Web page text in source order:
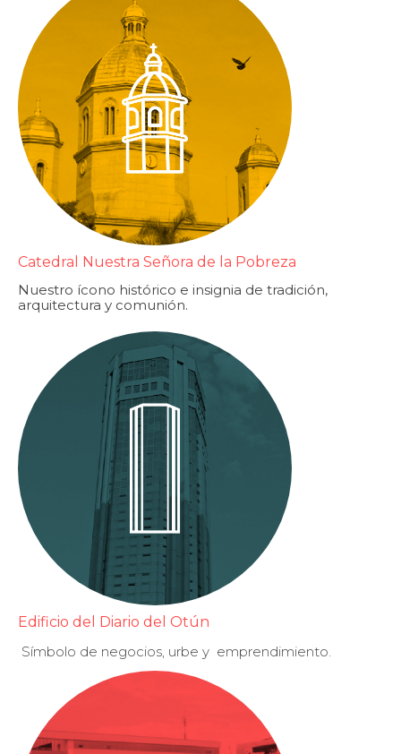
Catedral Nuestra Señora de la Pobreza
Nuestro ícono histórico e insignia de tradición,
arquitectura y comunión.
Edificio del Diario del Otún
Símbolo de negocios, urbe y emprendimiento.